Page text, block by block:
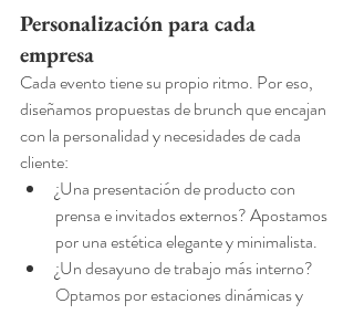
Personalización para cada
empresa
Cada evento tiene su propio ritmo. Por eso,
diseñamos propuestas de brunch que encajan
con la personalidad y necesidades de cada
cliente:
¿Una presentación de producto con
prensa e invitados externos? Apostamos
por una estética elegante y minimalista.
¿Un desayuno de trabajo más interno?
Optamos por estaciones dinámicas y